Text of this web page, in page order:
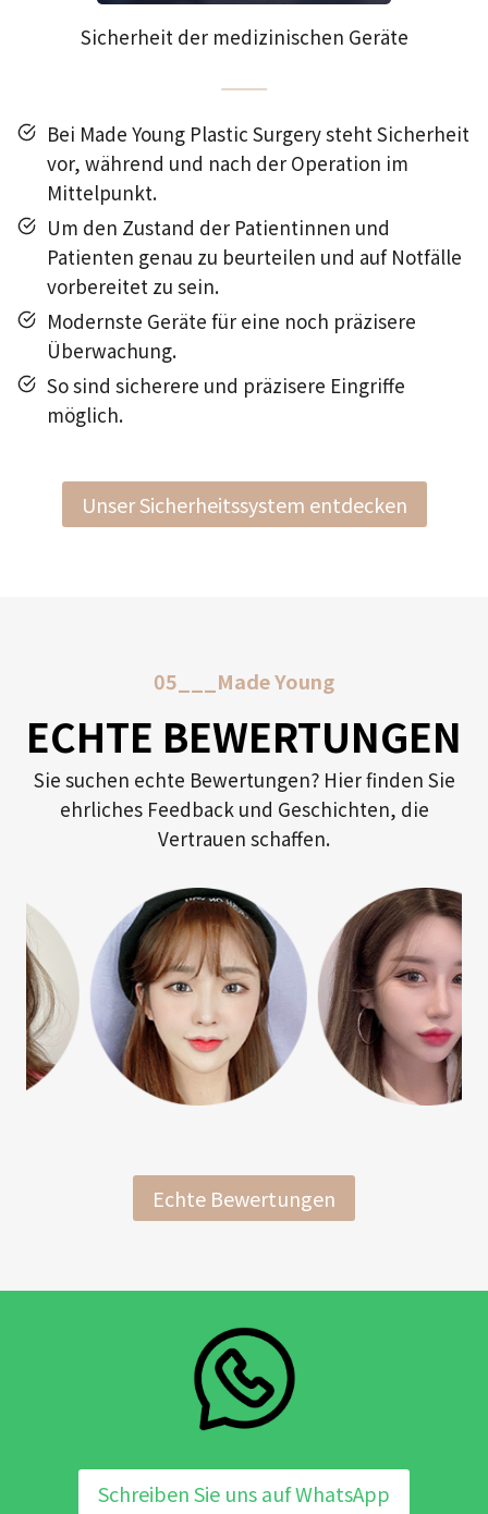
Sicherheit der medizinischen Geräte
Bei Made Young Plastic Surgery steht Sicherheit
vor, während und nach der Operation im
Mittelpunkt.
Um den Zustand der Patientinnen und
Patienten genau zu beurteilen und auf Notfälle
vorbereitet zu sein.
Modernste Geräte für eine noch präzisere
Überwachung.
So sind sicherere und präzisere Eingriffe
möglich.
Unser Sicherheitssystem entdecken
05___Made Young
ECHTE BEWERTUNGEN
Sie suchen echte Bewertungen? Hier finden Sie
ehrliches Feedback und Geschichten, die
Vertrauen schaffen.
Echte Bewertungen
Schreiben Sie uns auf WhatsApp